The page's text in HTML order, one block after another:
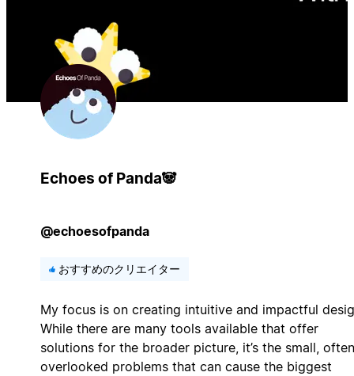
Echoes of Panda🐼
@echoesofpanda
おすすめのクリエイター
My focus is on creating intuitive and impactful
While there are many tools available that offer
solutions for the broader picture, it’s the small, often
overlooked problems that can cause the biggest